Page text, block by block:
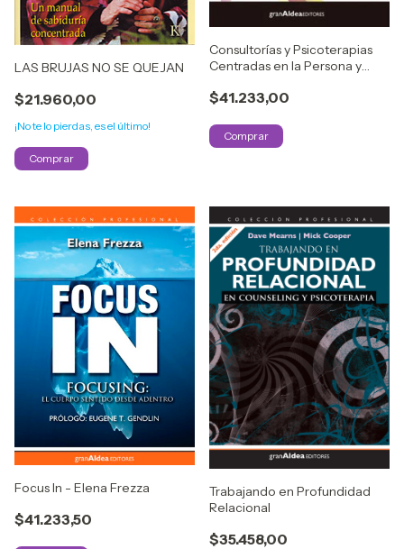
LAS BRUJAS NO SE QUEJAN
$21.960,00
¡No te lo pierdas, es el último!
Consultorías y Psicoterapias
Centradas en la Persona y
$41.233,00
Focus In - Elena Frezza
$41.233,50
Trabajando en Profundidad
Relacional
$35.458,00